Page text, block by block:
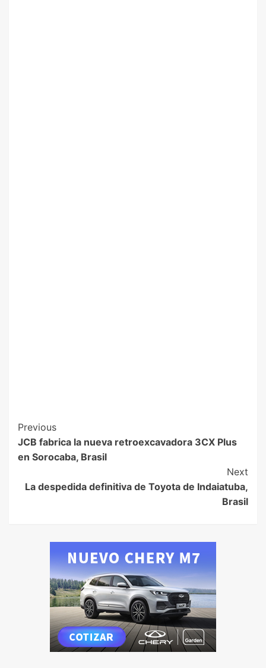
Previous
JCB fabrica la nueva retroexcavadora 3CX Plus
en Sorocaba, Brasil
Next
La despedida definitiva de Toyota de Indaiatuba,
Brasil